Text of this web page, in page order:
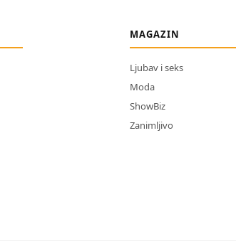
MAGAZIN
Ljubav i seks
Moda
ShowBiz
Zanimljivo